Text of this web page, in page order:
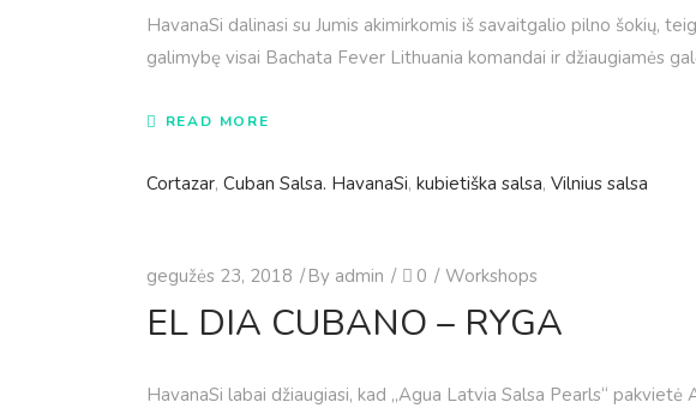
HavanaSi dalinasi su Jumis akimirkomis iš savaitgalio pilno šokių,
galimybę visai Bachata Fever Lithuania komandai ir džiaugiamės
READ MORE
Cortazar, Cuban Salsa. HavanaSi, kubietiška salsa, Vilnius salsa
gegužės 23, 2018 By admin 0 Workshops
EL DIA CUBANO – RYGA
HavanaSi labai džiaugiasi, kad „Agua Latvia Salsa Pearls“